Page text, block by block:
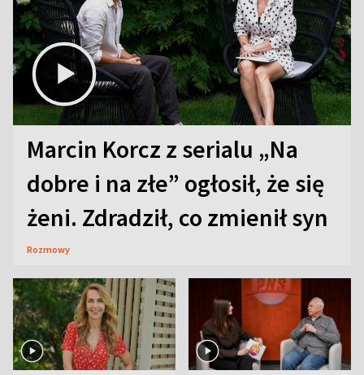
Marcin Korcz z serialu „Na
dobre i na złe” ogłosił, że się
żeni. Zdradził, co zmienił syn
Rozmowy